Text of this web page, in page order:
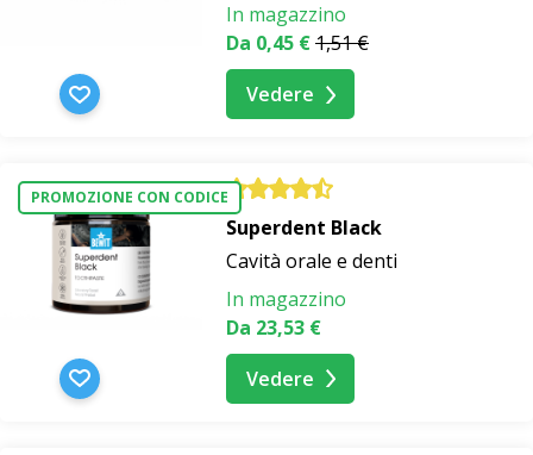
In magazzino
Da 0,45 €1,51 €
Vedere
PROMOZIONE CON CODICE
Superdent Black
Cavità orale e denti
In magazzino
Da 23,53 €
Vedere